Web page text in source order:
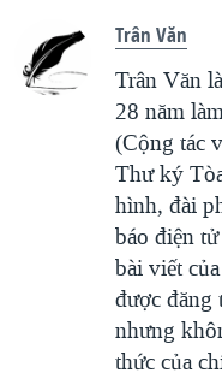
Trân Văn
Trân Văn
28 năm
(Cộng tác
Thư ký
hình, đài
báo điện
bài viết
được đăng
nhưng
thức của